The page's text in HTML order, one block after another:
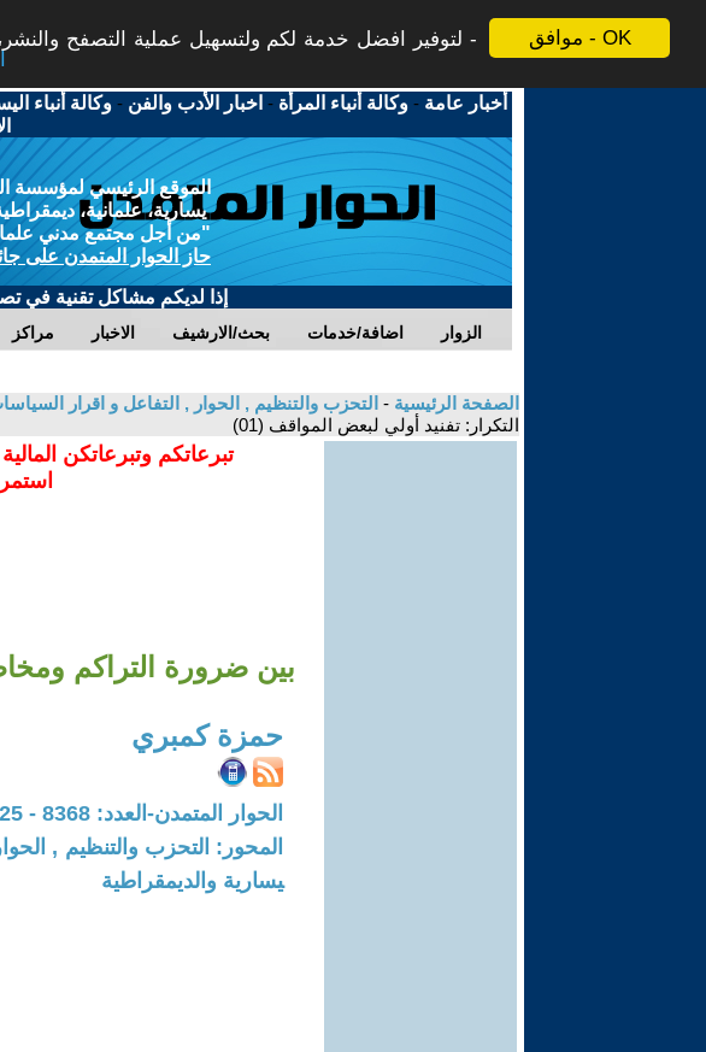
موافق - OK
لتوفير افضل خدمة لكم ولتسهيل عملية التصفح
أخبار عامة -وكالة أنباء المرأة - اخبار الأدب والفن -وكالة أنباء
الموقع الرئيسي لمؤسسة
يسارية، علمانية،
"من أجل مجتمع مدني
حاز الحوار المتمدن على
إذا لديكم مشاكل تقنية في
مراكز الاخبار بحث/الارشيف اضافة/خدمات الزوار
الصفحة الرئيسية - التحزب والتنظيم , الحوار , التفاعل و اقرار
التكرار: تفنيد أولي لبعض المواقف (01)
تبرعاتكم وتبرعاتكن
بين ضرورة التراكم
حمزة كمبري
الحوار المتمدن-العدد: 8368 - 2025 / 6 / 9 - 08:48
المحور: التحزب والتنظيم ,
يسارية والديمقراطية